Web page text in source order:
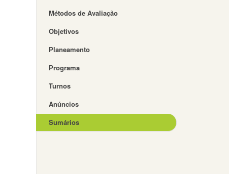
Métodos de Avaliação
Objetivos
Planeamento
Programa
Turnos
Anúncios
Sumários